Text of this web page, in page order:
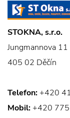
STOKNA, s.r.o.
Jungmannova 11
405 02 Děčín
Telefon: +420
Mobil: +420